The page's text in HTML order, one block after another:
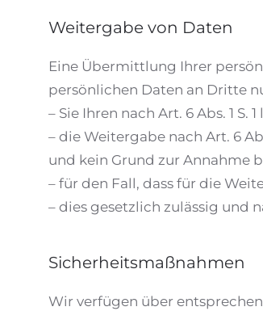
Weitergabe von Daten
Eine Übermittlung Ihrer
persönlichen Daten an Dritte
– Sie Ihren nach Art. 6 Abs. 1
– die Weitergabe nach Art. 6
und kein Grund zur Annahme
– für den Fall, dass für die
– dies gesetzlich zulässig und
Sicherheitsmaßnahmen
Wir verfügen über